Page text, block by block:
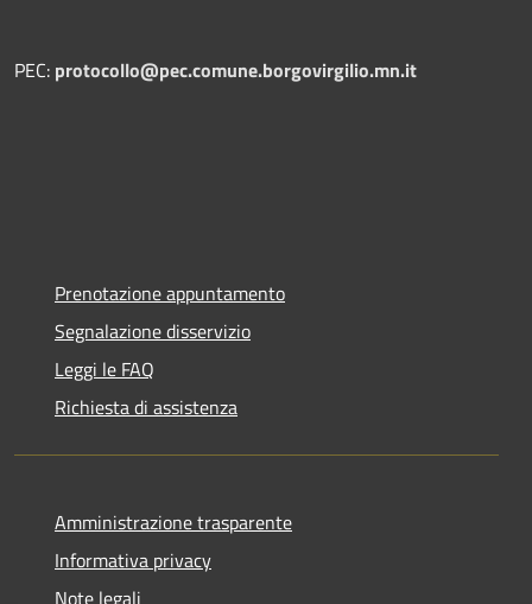
PEC: protocollo@pec.comune.borgovirgilio.mn.it
Prenotazione appuntamento
Segnalazione disservizio
Leggi le FAQ
Richiesta di assistenza
Amministrazione trasparente
Informativa privacy
Note legali